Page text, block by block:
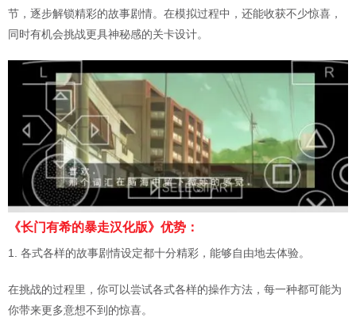
节，逐步解锁精彩的故事剧情。在模拟过程中，还能收获不少惊喜，
同时有机会挑战更具神秘感的关卡设计。
《长门有希的暴走汉化版》优势：
1. 各式各样的故事剧情设定都十分精彩，能够自由地去体验。
在挑战的过程里，你可以尝试各式各样的操作方法，每一种都可能为
你带来更多意想不到的惊喜。